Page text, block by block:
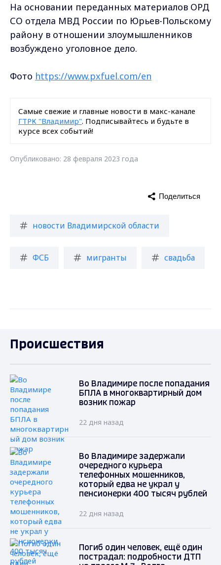
На основании переданных материалов ОРД
СО отдела МВД России по Юрьев-Польскому
району в отношении злоумышленников
возбуждено уголовное дело.
Фото https://www.pxfuel.com/en
Самые свежие и главные новости в макс-канале
ГТРК "Владимир". Подписывайтесь и будьте в
курсе всех событий!
Опубликовано: 28 февраля 2023 года
новости Владимирской области
ФСБ мигранты свадьба
Поделиться
Происшествия
Во Владимире после попадания
БПЛА в многоквартирный дом
возник пожар
22 дня назад
Во Владимире задержали
очередного курьера
телефонных мошенников,
который едва не украл у
пенсионерки 400 тысяч рублей
22 дня назад
Погиб один человек, ещё один
пострадал: подробности ДТП